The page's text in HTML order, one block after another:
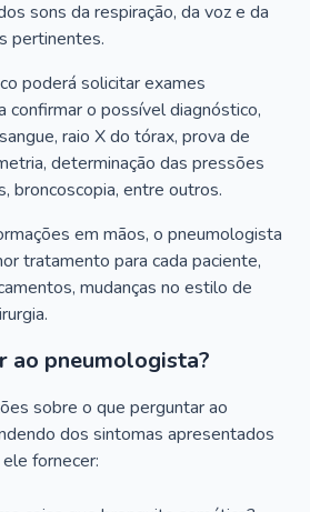
sons da respiração, da voz e da
pertinentes.
poderá solicitar exames
confirmar o possível diagnóstico,
raio X do tórax, prova de
determinação das pressões
broncoscopia, entre outros.
em mãos, o pneumologista
tratamento para cada paciente,
mudanças no estilo de
ao pneumologista?
sobre o que perguntar ao
dos sintomas apresentados
fornecer: